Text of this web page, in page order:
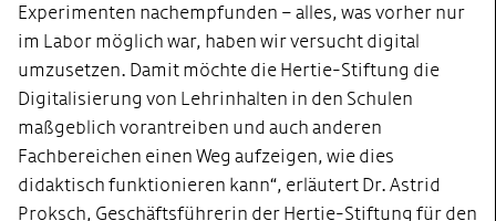
Experimenten nachempfunden – alles, was vorher nur
im Labor möglich war, haben wir versucht digital
umzusetzen. Damit möchte die Hertie-Stiftung die
Digitalisierung von Lehrinhalten in den Schulen
maßgeblich vorantreiben und auch anderen
Fachbereichen einen Weg aufzeigen, wie dies
didaktisch funktionieren kann“, erläutert Dr. Astrid
Proksch, Geschäftsführerin der Hertie-Stiftung für den